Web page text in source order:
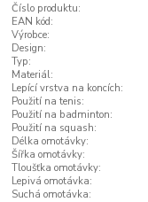
Číslo produktu:
EAN kód:
Výrobce:
Design:
Typ:
Materiál:
Lepící vrstva na koncích:
Použití na tenis:
Použití na badminton:
Použití na squash:
Délka omotávky:
Šířka omotávky:
Tloušťka omotávky:
Lepivá omotávka:
Suchá omotávka: